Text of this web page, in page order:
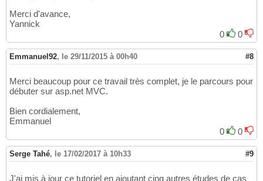
Merci d'avance,
Yannick
0
0
Emmanuel92, le 29/11/2015 à 00h40 #8
Merci beaucoup pour ce travail très complet, je le parcours pour
débuter sur asp.net MVC.
Bien cordialement,
Emmanuel
0
0
Serge Tahé, le 17/02/2017 à 10h33 #9
J'ai mis à jour ce tutoriel en ajoutant cinq autres études de cas